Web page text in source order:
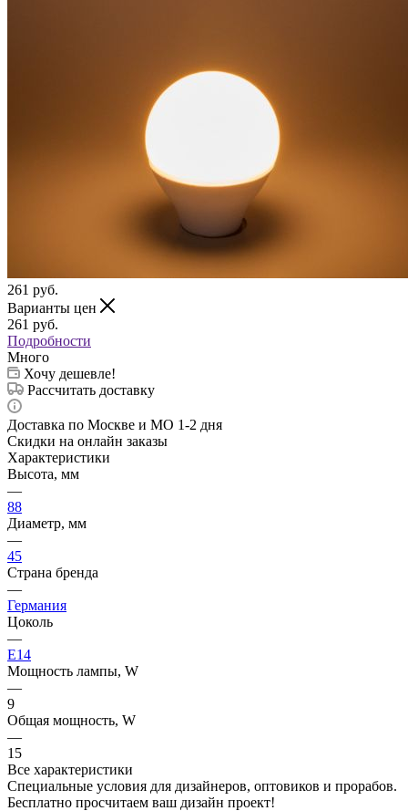
261 руб.
Варианты цен
261 руб.
Подробности
Много
Хочу дешевле!
Рассчитать доставку
Доставка по Москве и МО 1-2 дня
Скидки на онлайн заказы
Характеристики
Высота, мм
—
88
Диаметр, мм
—
45
Страна бренда
—
Германия
Цоколь
—
E14
Мощность лампы, W
—
9
Общая мощность, W
—
15
Все характеристики
Специальные условия для дизайнеров, оптовиков и прорабов.
Бесплатно просчитаем ваш дизайн проект!